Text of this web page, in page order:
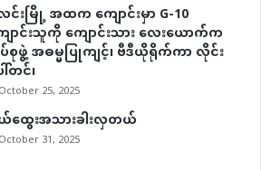
င်းမြို့ အထက ကျောင်းမှာ G-10
ောင်းသူကို ကျောင်းသား လေးယောက်က
စုဖွဲ့ အဓမ္မပြုကျင့်၊ ဗီဒီယိုရိုက်ကာ လိုင်း
တင်၊
October 25, 2025
ထွေးအသားခါးလှတယ်
October 31, 2025